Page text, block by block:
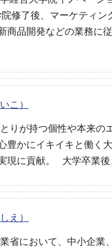
院修了後、マーケティ
商品開発などの業務に
こ）
りが持つ個性や本来の
豊かにイキイキと働く
現に貢献。 大学卒業
え）
省において、中小企業